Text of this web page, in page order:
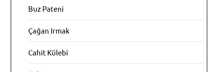
Buz Pateni
Çağan Irmak
Cahit Külebi